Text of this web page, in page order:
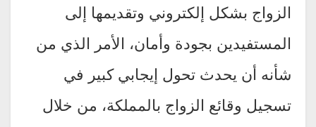
الزواج بشكل إلكتروني وتقديمها إلى
المستفيدين بجودة وأمان، الأمر الذي من
شأنه أن يحدث تحول إيجابي كبير في
تسجيل وقائع الزواج بالمملكة، من خلال